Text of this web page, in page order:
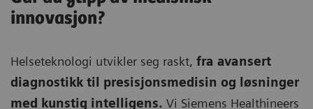
innovasjon?
Helseteknologi utvikler seg raskt, fra avansert
diagnostikk til presisjonsmedisin og løsninger
med kunstig intelligens. Vi Siemens Healthineers